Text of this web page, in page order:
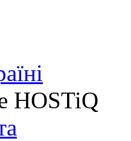
HOSTiQ